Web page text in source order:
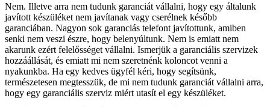
Nem. Illetve arra nem tudunk garanciát vállalni, hogy egy általunk
javított készüléket nem javítanak vagy cserélnek később
garanciában. Nagyon sok garanciás telefont javítottunk, amiben
senki nem veszi észre, hogy belenyúltunk. Nem is emiatt nem
akarunk ezért felelősséget vállalni. Ismerjük a garanciális szervizek
hozzáállását, és emiatt mi nem szeretnénk koloncot venni a
nyakunkba. Ha egy kedves ügyfél kéri, hogy segítsünk,
természetesen megtesszük, de mi nem tudunk garanciát vállalni arra,
hogy egy garanciális szerviz miért utasít el egy készüléket.